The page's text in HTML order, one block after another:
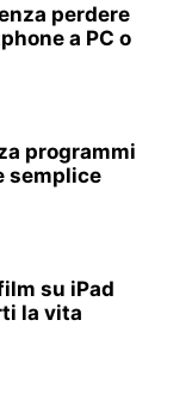
perdere
a PC o
programmi
semplice
su iPad
la vita